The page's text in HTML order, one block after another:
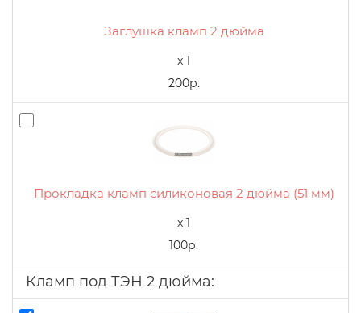
Заглушка кламп 2 дюйма
x 1
200р.
Прокладка кламп силиконовая 2 дюйма (51 мм)
x 1
100р.
Кламп под ТЭН 2 дюйма: